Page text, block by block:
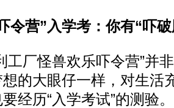
令营”入学考：你有“吓
厂怪兽欢乐吓令营”并
的大眼仔一样，对生活
经历“入学考试”的测验。